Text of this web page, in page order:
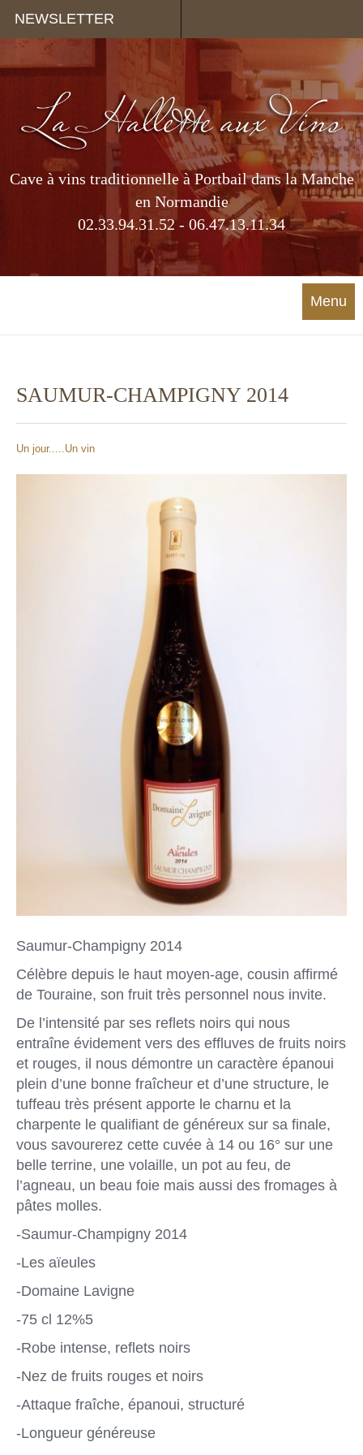
NEWSLETTER
Cave à vins traditionnelle à Portbail dans la Manche
en Normandie
02.33.94.31.52 - 06.47.13.11.34
Menu
SAUMUR-CHAMPIGNY 2014
Un jour.....Un vin
Saumur-Champigny 2014
Célèbre depuis le haut moyen-age, cousin affirmé
de Touraine, son fruit très personnel nous invite.
De l’intensité par ses reflets noirs qui nous
entraîne évidement vers des effluves de fruits noirs
et rouges, il nous démontre un caractère épanoui
plein d’une bonne fraîcheur et d’une structure, le
tuffeau très présent apporte le charnu et la
charpente le qualifiant de généreux sur sa finale,
vous savourerez cette cuvée à 14 ou 16° sur une
belle terrine, une volaille, un pot au feu, de
l’agneau, un beau foie mais aussi des fromages à
pâtes molles.
-Saumur-Champigny 2014
-Les aïeules
-Domaine Lavigne
-75 cl 12%5
-Robe intense, reflets noirs
-Nez de fruits rouges et noirs
-Attaque fraîche, épanoui, structuré
-Longueur généreuse
Panneau de gestion des cookies